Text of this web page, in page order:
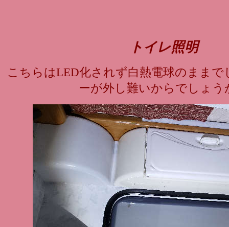
トイレ照明
こちらはLED化されず白熱電球のままで
ーが外し難いからでしょう